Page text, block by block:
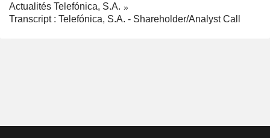
Actualités Telefónica, S.A.
Transcript : Telefónica, S.A. - Shareholder/Analyst Call